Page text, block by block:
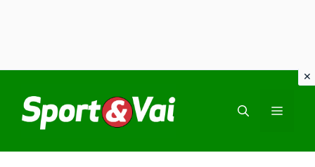
contenuto